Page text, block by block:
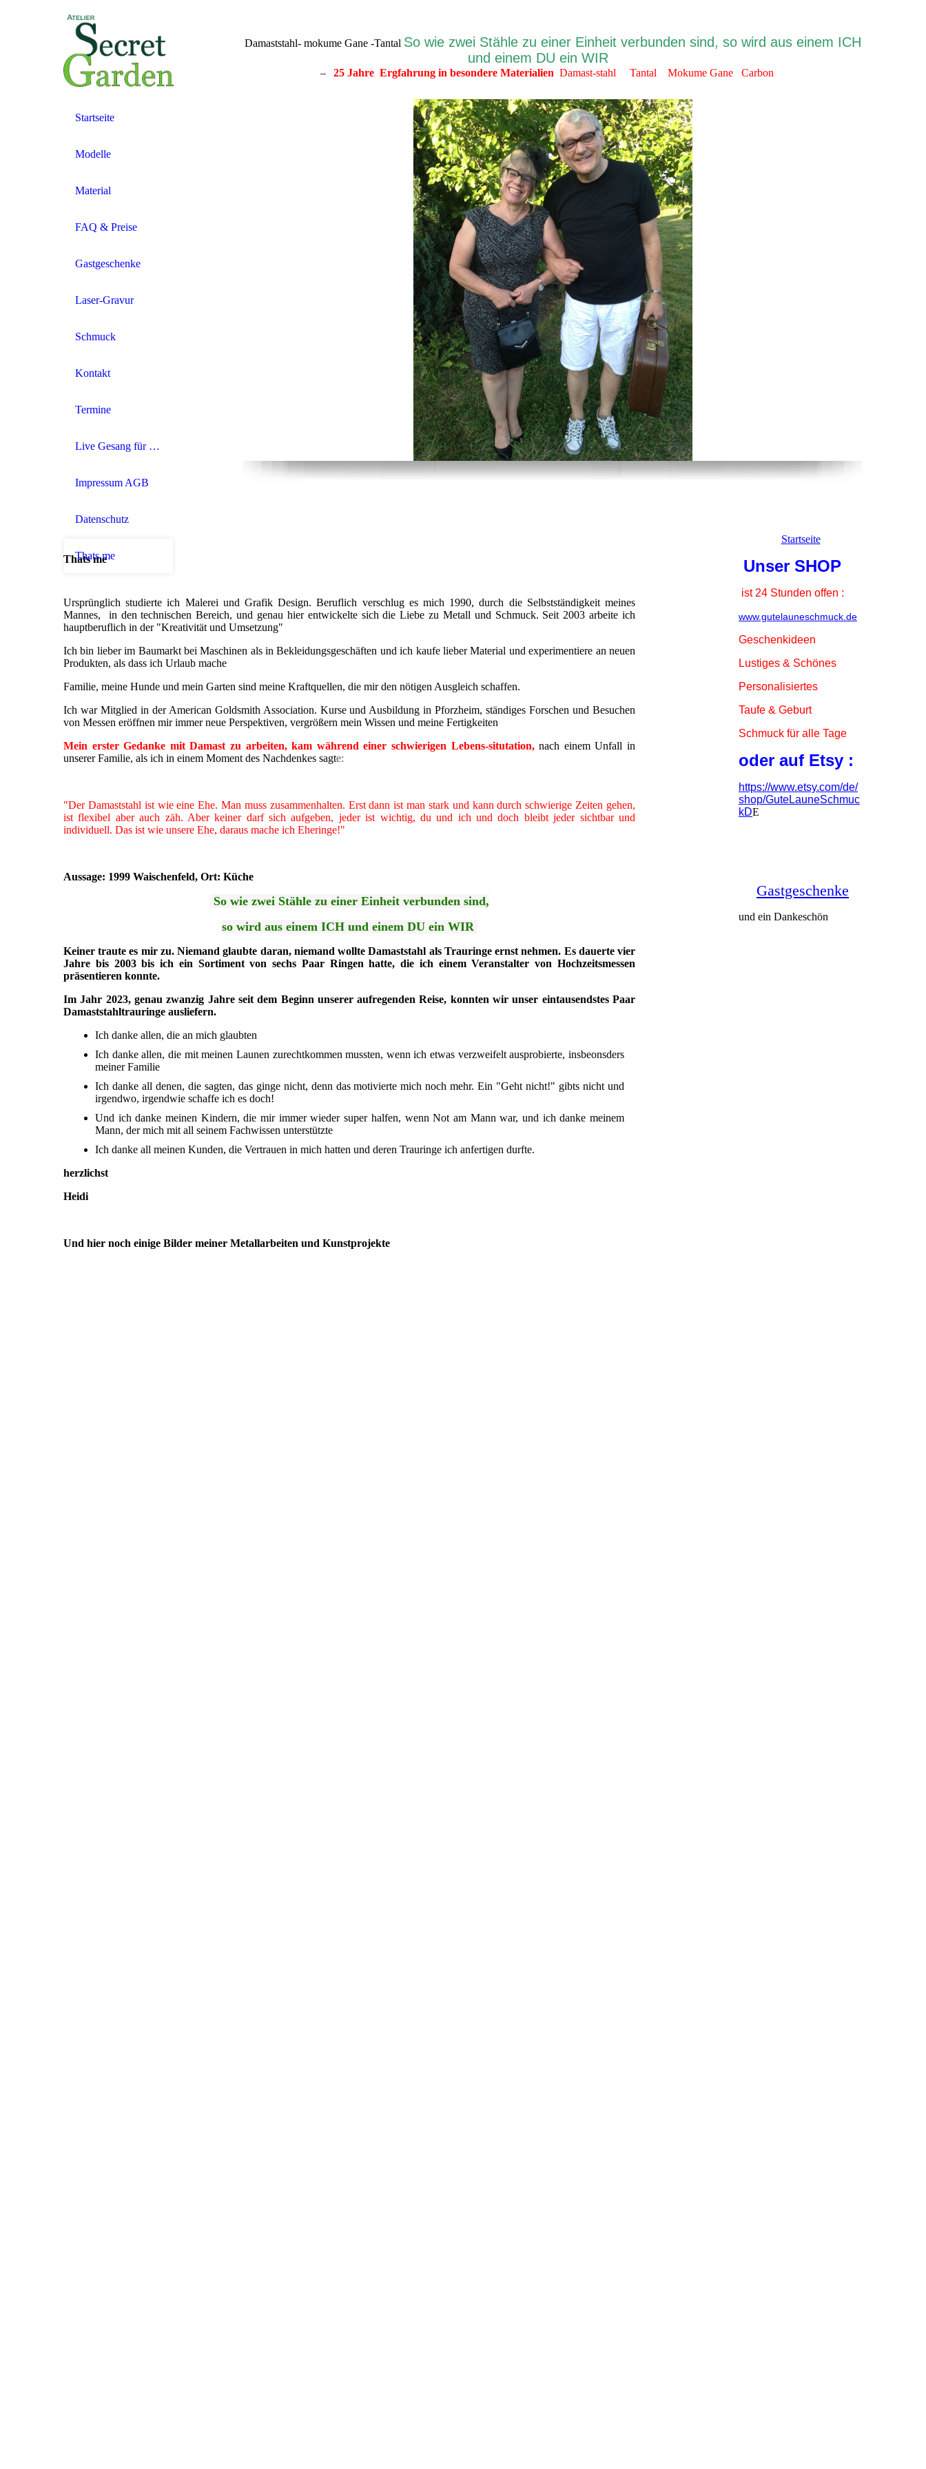
Damaststahl- mokume Gane -Tantal So wie zwei Stähle zu einer Einheit verbunden sind, so wird aus einem ICH
und einem DU ein WIR
– 25 Jahre Ergfahrung in besondere Materialien Damast-stahl Tantal Mokume Gane Carbon
Startseite
Modelle
Material
FAQ & Preise
Gastgeschenke
Laser-Gravur
Schmuck
Kontakt
Termine
Live Gesang für Ihre Trauung
Impressum AGB
Datenschutz
Thats me
Thats me
Ursprünglich studierte ich Malerei und Grafik Design. Beruflich verschlug es mich 1990, durch die Selbstständigkeit meines
Mannes, in den technischen Bereich, und genau hier entwickelte sich die Liebe zu Metall und Schmuck. Seit 2003 arbeite ich
hauptberuflich in der "Kreativität und Umsetzung"
Ich bin lieber im Baumarkt bei Maschinen als in Bekleidungsgeschäften und ich kaufe lieber Material und experimentiere an neuen
Produkten, als dass ich Urlaub mache
Familie, meine Hunde und mein Garten sind meine Kraftquellen, die mir den nötigen Ausgleich schaffen.
Ich war Mitglied in der American Goldsmith Association. Kurse und Ausbildung in Pforzheim, ständiges Forschen und Besuchen
von Messen eröffnen mir immer neue Perspektiven, vergrößern mein Wissen und meine Fertigkeiten
Mein erster Gedanke mit Damast zu arbeiten, kam während einer schwierigen Lebens-situtation,nach einem Unfall in
unserer Familie, als ich in einem Moment des Nachdenkes sagte:
"Der Damaststahl ist wie eine Ehe. Man muss zusammenhalten. Erst dann ist man stark und kann durch schwierige Zeiten gehen,
ist flexibel aber auch zäh. Aber keiner darf sich aufgeben, jeder ist wichtig, du und ich und doch bleibt jeder sichtbar und
individuell. Das ist wie unsere Ehe, daraus mache ich Eheringe!"
Aussage: 1999 Waischenfeld, Ort: Küche
So wie zwei Stähle zu einer Einheit verbunden sind,
so wird aus einem ICH und einem DU ein WIR
Keiner traute es mir zu. Niemand glaubte daran, niemand wollte Damaststahl als Trauringe ernst nehmen. Es dauerte vier
Jahre bis 2003 bis ich ein Sortiment von sechs Paar Ringen hatte, die ich einem Veranstalter von Hochzeitsmessen
präsentieren konnte.
Im Jahr 2023, genau zwanzig Jahre seit dem Beginn unserer aufregenden Reise, konnten wir unser eintausendstes Paar
Damaststahltrauringe ausliefern.
Ich danke allen, die an mich glaubten
Ich danke allen, die mit meinen Launen zurechtkommen mussten, wenn ich etwas verzweifelt ausprobierte, insbeonsders
meiner Familie
Ich danke all denen, die sagten, das ginge nicht, denn das motivierte mich noch mehr. Ein "Geht nicht!" gibts nicht und
irgendwo, irgendwie schaffe ich es doch!
Und ich danke meinen Kindern, die mir immer wieder super halfen, wenn Not am Mann war, und ich danke meinem
Mann, der mich mit all seinem Fachwissen unterstützte
Ich danke all meinen Kunden, die Vertrauen in mich hatten und deren Trauringe ich anfertigen durfte.
herzlichst
Heidi
Und hier noch einige Bilder meiner Metallarbeiten und Kunstprojekte
Startseite
Unser SHOP
ist 24 Stunden offen :
www.gutelauneschmuck.de
Geschenkideen
Lustiges & Schönes
Personalisiertes
Taufe & Geburt
Schmuck für alle Tage
oder auf Etsy :
https://www.etsy.com/de/
shop/GuteLauneSchmuc
kDE
Gastgeschenke
und ein Dankeschön